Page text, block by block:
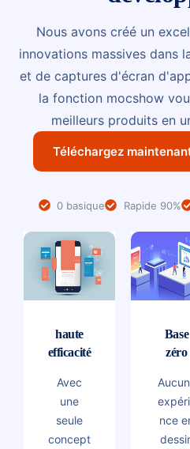
Nous avons créé un
innovations massives dans
et de captures d'écran
la fonction mocshow
meilleurs produits en
Téléchargez
0 basique Rapide 90%
haute
efficacité
Avec
une
seule
concept
Base
zéro
nce